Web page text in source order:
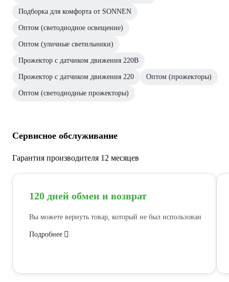
Подборка для комфорта от SONNEN
Оптом (светодиодное освещение)
Оптом (уличные светильники)
Прожектор с датчиком движения 220В
Прожектор с датчиком движения 220 Оптом (прожекторы)
Оптом (светодиодные прожекторы)
Сервисное обслуживание
Гарантия производителя 12 месяцев
120 дней обмен и возврат
Вы можете вернуть товар, который не был использован
Подробнее